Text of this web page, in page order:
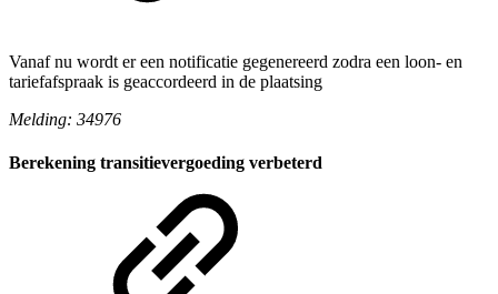
Vanaf nu wordt er een notificatie gegenereerd zodra een loon- en
tariefafspraak is geaccordeerd in de plaatsing
Melding: 34976
Berekening transitievergoeding verbeterd